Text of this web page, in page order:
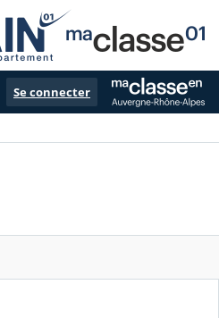
Se connecter